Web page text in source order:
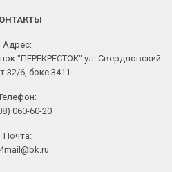
Адрес:
"ПЕРЕКРЕСТОК" ул. Свердловский
32/6, бокс 3411
060-60-20
Почта: